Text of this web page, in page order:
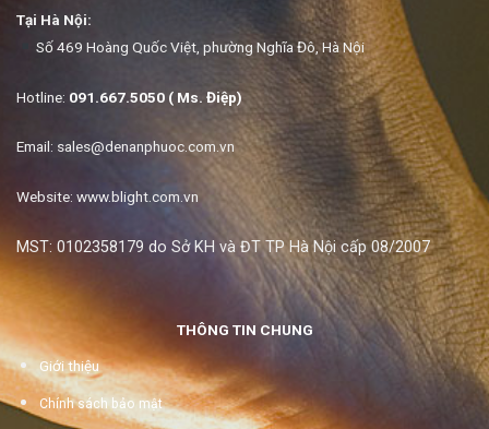
Tại Hà Nội:
Số 469 Hoàng Quốc Việt, phường Nghĩa Đô, Hà Nội
Hotline: 091.667.5050 ( Ms. Điệp)
Email: sales@denanphuoc.com.vn
Website: www.blight.com.vn
MST: 0102358179 do Sở KH và ĐT TP Hà Nội cấp 08/2007
THÔNG TIN CHUNG
Giới thiệu
Chính sách bảo mật